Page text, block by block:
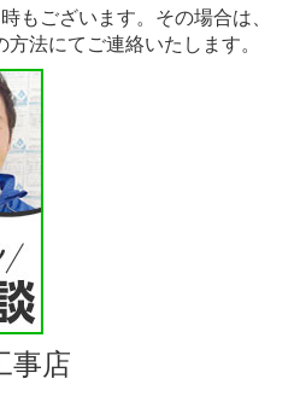
もございます。その場合は、
法にてご連絡いたします。
事店